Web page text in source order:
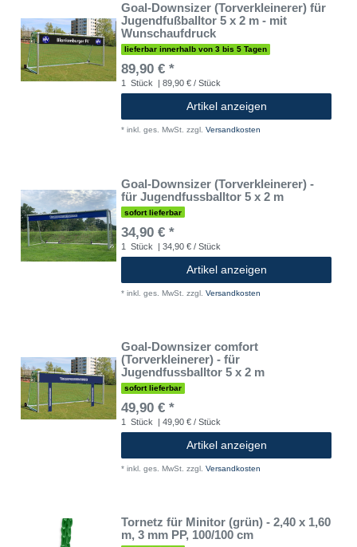
Goal-Downsizer (Torverkleinerer) für
Jugendfußballtor 5 x 2 m - mit
Wunschaufdruck
lieferbar innerhalb von 3 bis 5 Tagen
89,90 € *
1 Stück | 89,90 € / Stück
Artikel anzeigen
* inkl. ges. MwSt. zzgl. Versandkosten
Goal-Downsizer (Torverkleinerer) -
für Jugendfussballtor 5 x 2 m
sofort lieferbar
34,90 € *
1 Stück | 34,90 € / Stück
Artikel anzeigen
* inkl. ges. MwSt. zzgl. Versandkosten
Goal-Downsizer comfort
(Torverkleinerer) - für
Jugendfussballtor 5 x 2 m
sofort lieferbar
49,90 € *
1 Stück | 49,90 € / Stück
Artikel anzeigen
* inkl. ges. MwSt. zzgl. Versandkosten
Tornetz für Minitor (grün) - 2,40 x 1,60
m, 3 mm PP, 100/100 cm